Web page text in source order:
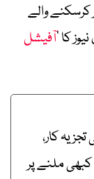
کرسکنے والے
کا ’آفیشل
کار،
کبھی ملنے پر